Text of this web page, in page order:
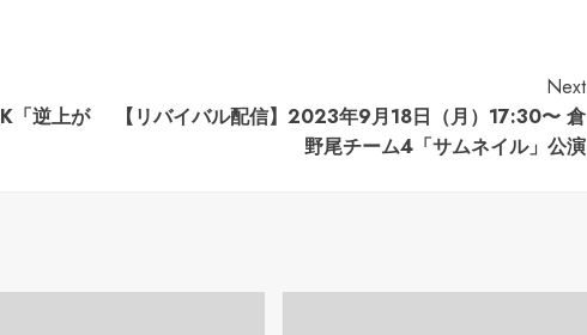
「逆上が
Next
【リバイバル配信】2023年9月18日（月）17:30〜 倉
野尾チーム4「サムネイル」公演